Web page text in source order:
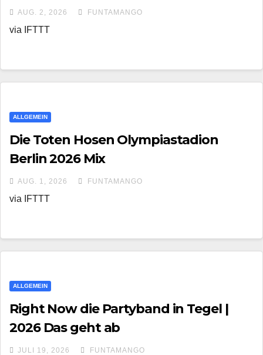
AUG. 2, 2026 FUNTAMANGO
via IFTTT
ALLGEMEIN
Die Toten Hosen Olympiastadion
Berlin 2026 Mix
AUG. 1, 2026 FUNTAMANGO
via IFTTT
ALLGEMEIN
Right Now die Partyband in Tegel |
2026 Das geht ab
JULI 19, 2026 FUNTAMANGO